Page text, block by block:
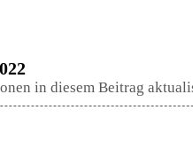
in diesem Beitrag